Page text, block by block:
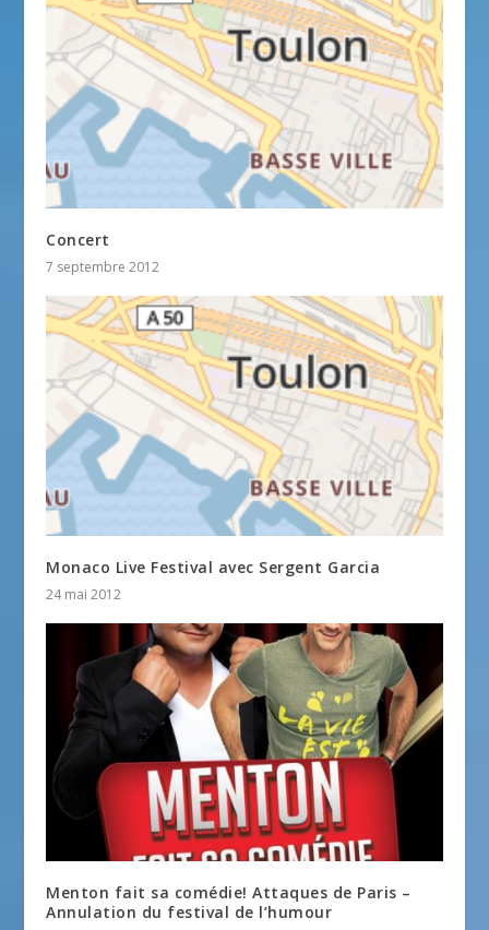
Concert
7 septembre 2012
Monaco Live Festival avec Sergent Garcia
24 mai 2012
Menton fait sa comédie! Attaques de Paris –
Annulation du festival de l’humour